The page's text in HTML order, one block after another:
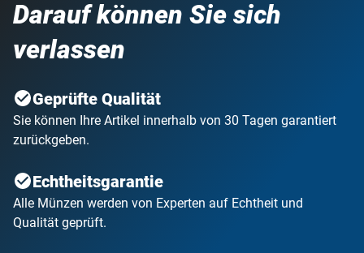
Darauf können Sie sich
verlassen
Geprüfte Qualität
Sie können Ihre Artikel innerhalb von 30 Tagen garantiert
zurückgeben.
Echtheitsgarantie
Alle Münzen werden von Experten auf Echtheit und
Qualität geprüft.